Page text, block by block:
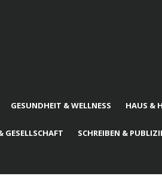
GESUNDHEIT & WELLNESS HAUS &
GESELLSCHAFT SCHREIBEN &